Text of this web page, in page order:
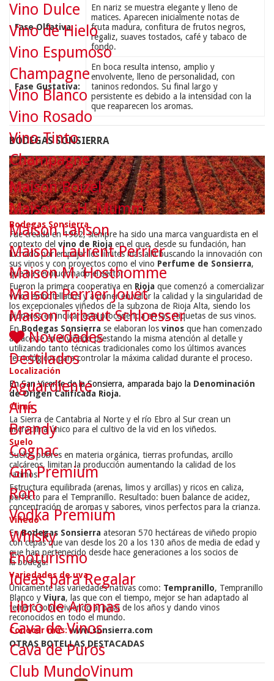
Fase Olfativa:
En nariz se muestra elegante y lleno de
matices. Aparecen inicialmente notas de
fruta madura, confitura de frutos negros,
regaliz, suaves tostados, café y tabaco de
fondo.
Fase Gustativa:
En boca resulta intenso, amplio y
envolvente, lleno de personalidad, con
taninos redondos. Su final largo y
persistente es debido a la intensidad con la
que reaparecen los aromas.
BODEGAS SONSIERRA
Bodegas Sonsierra
Fue creada en 1962, siempre ha sido una marca vanguardista en el
contexto del vino de Rioja en el que, desde su fundación, han
luchado por empujar los límites más allá buscando la innovación con
sus vinos y con proyectos como el vino Perfume de Sonsierra,
que ha revolucionado el sector.
Fueron la primera cooperativa en Rioja que comenzó a comercializar
vinos embotellados y a poner en valor la calidad y la singularidad de
los excepcionales viñedos de la subzona de Rioja Alta, siendo los
pioneros en indicar esta procedencia en las etiquetas de sus vinos.
EnBodegas Sonsierra se elaboran los vinos que han comenzado
a hacerse en el viñedo prestando la misma atención al detalle y
utilizando tanto técnicas tradicionales como los últimos avances
tecnológicos para controlar la máxima calidad durante el proceso.
Localización
En San Vicente de la Sonsierra, amparada bajo la Denominación
de Origen Calificada Rioja.
Clima
La Sierra de Cantabria al Norte y el río Ebro al Sur crean un
microclima único para el cultivo de la vid en los viñedos.
Suelo
Suelos pobres en materia orgánica, tierras profundas, arcillo
calcáreos, limitan la producción aumentando la calidad de los
racimos.
Estructura equilibrada (arenas, limos y arcillas) y ricos en caliza,
perfecto para el Tempranillo. Resultado: buen balance de acidez,
concentración de aromas y sabores, vinos perfectos para la crianza.
Viñedo
EnBodegas Sonsierra atesoran 570 hectáreas de viñedo propio
con cepas que van desde los 20 a los 130 años de media de edad y
que han pertenecido desde hace generaciones a los socios de
la bodega.
Variedades de uva
Únicamente las variedades nativas como: Tempranillo, Tempranillo
Blanco y Viura, las que con el tiempo, mejor se han adaptado al
terreno sobreviviendo al paso de los años y dando vinos
reconocidos en todo el mundo.
Conocer más:www.sonsierra.com
OTRAS BOTELLAS DESTACADAS
Vino Dulce
Vino de Hielo
Vino Espumoso
Champagne
Vino Blanco
Vino Rosado
Vino Tinto
Champagne
Maison Boizel
Maison G.H. Mumm
Maison Lanson
Maison Laurent Perrier
Maison M. Hosthomme
Maison Perrier Jouët
Maison Tribaut Schloesser
Novedades
Destilados
Aguardiente
Anís
Brandy
Cognac
Gin Premium
Ron
Vodka Premium
Whisky
Enoturismo
Ideas para Regalar
Libro de Aromas
Cava de Vinos
Cava de Puros
Club MundoVinum